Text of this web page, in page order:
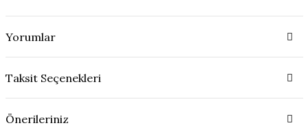
Yorumlar
Taksit Seçenekleri
Önerileriniz